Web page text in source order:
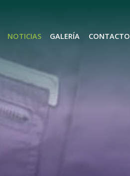
NOTICIAS GALERÍA CONTACTO